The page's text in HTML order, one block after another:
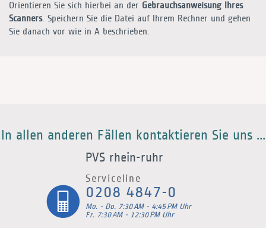
Orientieren Sie sich hierbei an der Gebrauchsanweisung Ihres
Scanners. Speichern Sie die Datei auf Ihrem Rechner und gehen
Sie danach vor wie in A beschrieben.
In allen anderen Fällen kontaktieren Sie uns ...
PVS rhein-ruhr
Serviceline
0208 4847-0
Mo. - Do. 7:30 AM - 4:45 PM Uhr
Fr. 7:30 AM - 12:30 PM Uhr